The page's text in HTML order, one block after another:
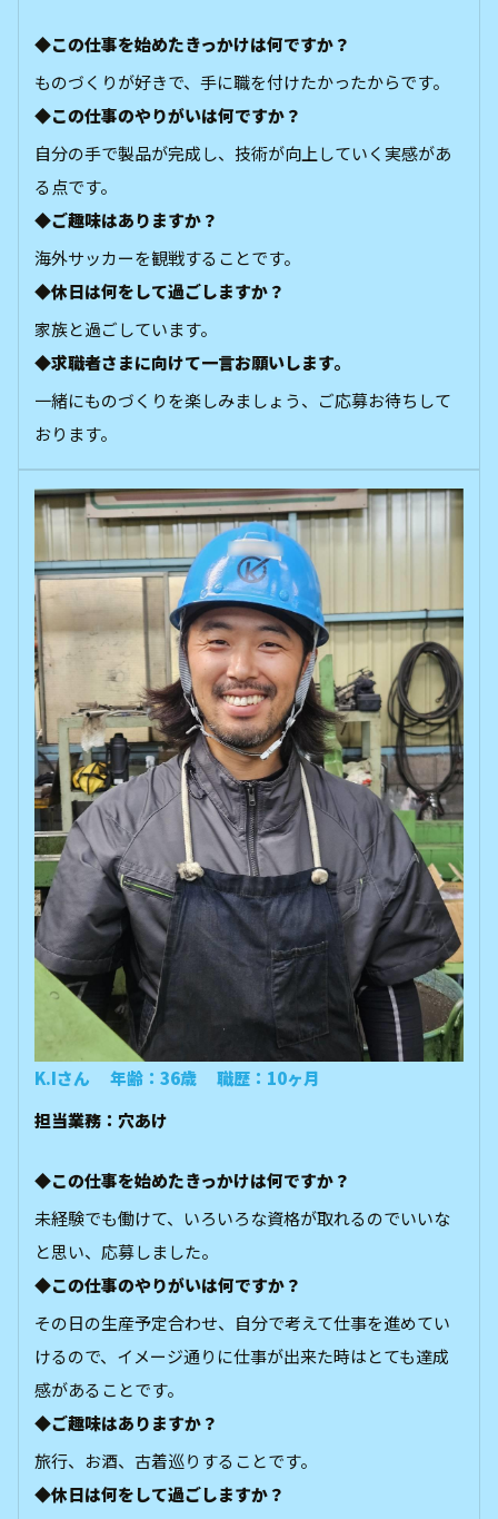
◆この仕事を始めたきっかけは何ですか？
ものづくりが好きで、手に職を付けたかったからです。
◆この仕事のやりがいは何ですか？
自分の手で製品が完成し、技術が向上していく実感があ
る点です。
◆ご趣味はありますか？
海外サッカーを観戦することです。
◆休日は何をして過ごしますか？
家族と過ごしています。
◆求職者さまに向けて一言お願いします。
一緒にものづくりを楽しみましょう、ご応募お待ちして
おります。
K.Iさん 年齢：36歳 職歴：10ヶ月
担当業務：穴あけ
◆この仕事を始めたきっかけは何ですか？
未経験でも働けて、いろいろな資格が取れるのでいいな
と思い、応募しました。
◆この仕事のやりがいは何ですか？
その日の生産予定合わせ、自分で考えて仕事を進めてい
けるので、イメージ通りに仕事が出来た時はとても達成
感があることです。
◆ご趣味はありますか？
旅行、お酒、古着巡りすることです。
◆休日は何をして過ごしますか？